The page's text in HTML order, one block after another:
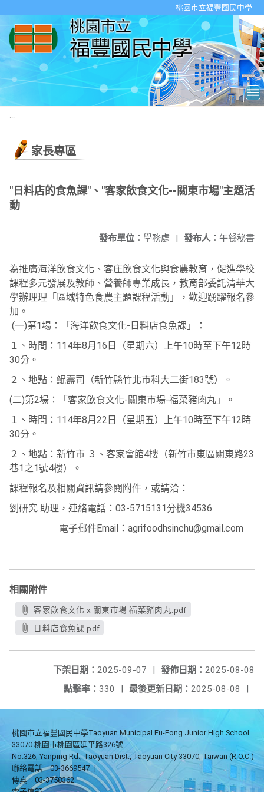
桃園市立福豐國民中學
:::
家長專區
"日料店的食魚課"、"客家飲食文化--關東市場"主題活
動
發布人： 午餐秘書
發布單位： 學務處 |
為推廣海洋飲食文化、客庄飲食文化與食農教育，促進學校
課程多元發展及教師、營養師專業成長，教育部委託清華大
學辦理理「區域特色食農主題課程活動」，歡迎踴躍報名參
加。
(一)第1場：「海洋飲食文化-日料店食魚課」：
１、時間：114年8月16日（星期六）上午10時至下午12時
30分。
２、地點：鯤壽司（新竹縣竹北市科大二街183號）。
(二)第2場：「客家飲食文化-關東市場-福菜豬肉丸」。
１、時間：114年8月22日（星期五）上午10時至下午12時
30分。
２、地點：新竹市 ３、客家會館4樓（新竹市東區關東路23
巷1之1號4樓）。
課程報名及相關資訊請參閱附件，或請洽：
劉研究 助理，連絡電話：03-5715131分機34536
電子郵件Email：agrifoodhsinchu@gmail.com
相關附件
客家飲食文化 x 關東市場 福菜豬肉丸.pdf
日料店食魚課.pdf
發佈日期： 2025-08-08
下架日期： 2025-09-07
|
最後更新日期： 2025-08-08 |
點擊率： 330 |
桃園市立福豐國民中學Taoyuan Municipal Fu-Fong Junior High School
33070 桃園市桃園區延平路326號
No.326, Yanping Rd., Taoyuan Dist., Taoyuan City 33070, Taiwan (R.O.C.)
聯絡電話
03-3669547 |
傳真
03-3758362